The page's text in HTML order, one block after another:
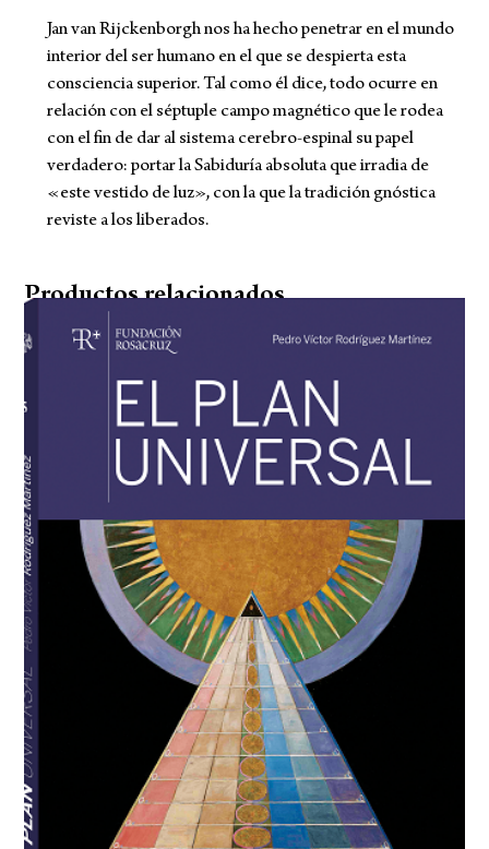
Jan van Rijckenborgh nos ha hecho penetrar en el mundo
interior del ser humano en el que se despierta esta
consciencia superior. Tal como él dice, todo ocurre en
relación con el séptuple campo magnético que le rodea
con el fin de dar al sistema cerebro-espinal su papel
verdadero: portar la Sabiduría absoluta que irradia de
«este vestido de luz», con la que la tradición gnóstica
reviste a los liberados.
Productos relacionados